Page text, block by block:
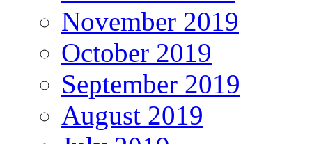
November 2019
October 2019
September 2019
August 2019